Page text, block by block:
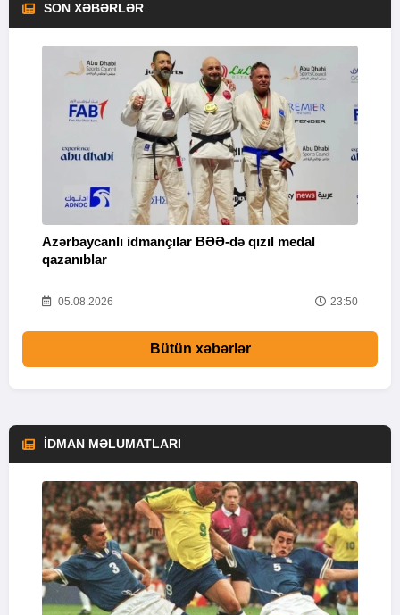
SON XƏBƏRLƏR
Azərbaycanlı idmançılar BƏƏ-də qızıl medal
qazanıblar
05.08.2026 23:50
Bütün xəbərlər
İDMAN MƏLUMATLARI